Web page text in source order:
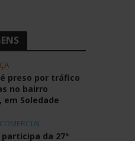
preso por tráfico
no bairro
em Soledade
da 27ª